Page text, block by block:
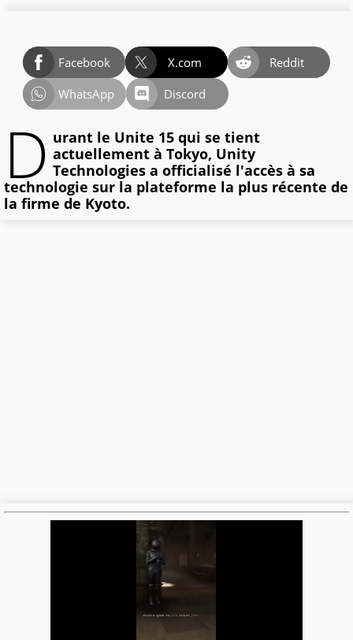
Facebook X.com
Reddit
WhatsApp
Discord
D urant le Unite 15 qui se tient
actuellement à Tokyo, Unity
Technologies a officialisé l'accès à sa
technologie sur la plateforme la plus récente de
la firme de Kyoto.